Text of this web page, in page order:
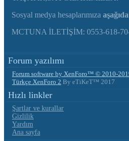
Sosyal medya hesaplarımıza
MCTUNA İLETİŞİM: 0553-618-
Forum yazılımı
Forum software by XenForo™ © 2010-
Türkçe XenForo 2 By eTiKeT™ 2017
Hızlı linkler
Şartlar ve kurallar
Gizlilik
Yardım
Ana sayfa